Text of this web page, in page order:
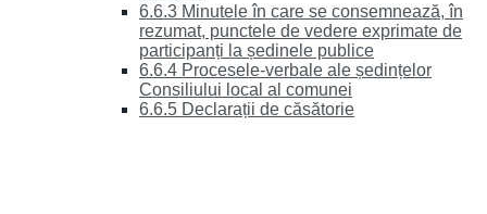
6.6.3 Minutele în care se consemnează, în
rezumat, punctele de vedere exprimate de
participanți la ședinele publice
6.6.4 Procesele-verbale ale ședințelor
Consiliului local al comunei
6.6.5 Declarații de căsătorie